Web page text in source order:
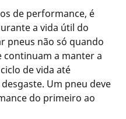
de performance, é
a vida útil do
pneus não só quando
continuam a manter a
de vida até
Um pneu deve
do primeiro ao